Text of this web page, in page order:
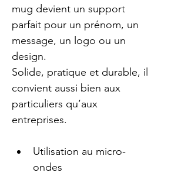
mug devient un support
parfait pour un prénom, un
message, un logo ou un
design.
Solide, pratique et durable, il
convient aussi bien aux
particuliers qu’aux
entreprises.
Utilisation au micro-
ondes